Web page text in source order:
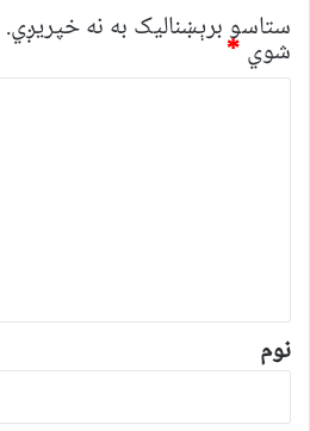
ستاسو برېښناليک به نه خپريږي.
شوي *
*
نوم